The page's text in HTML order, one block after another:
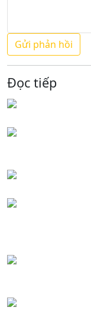
Đọc tiếp